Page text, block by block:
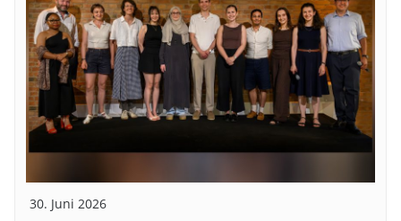
30. Juni 2026